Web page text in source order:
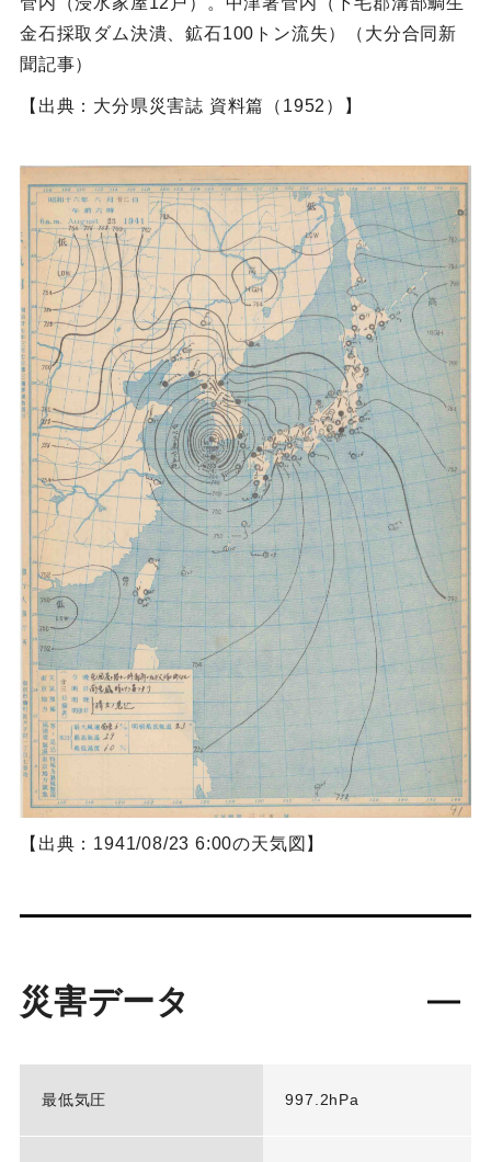
金石採取ダム決潰、鉱石100トン流失）（大分合同新
聞記事）
【出典：大分県災害誌 資料篇（1952）】
【出典：1941/08/23 6:00の天気図】
災害データ
最低気圧 997.2hPa